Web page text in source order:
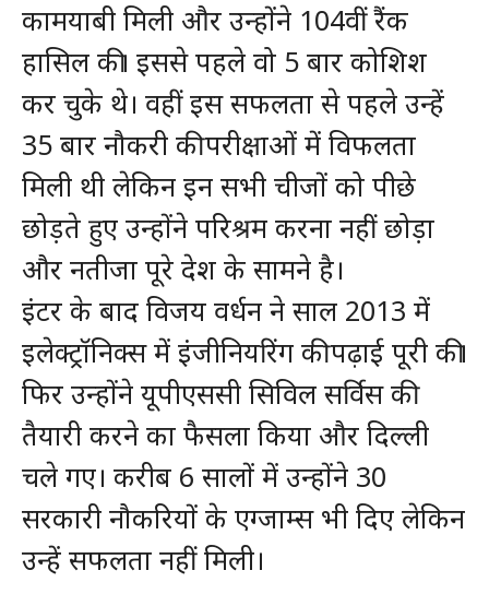
कामयाबी मिली और उन्होंने 104वीं रैंक
हासिल की। इससे पहले वो 5 बार कोशिश
कर चुके थे। वहीं इस सफलता से पहले उन्हें
35 बार नौकरी की परीक्षाओं में विफलता
मिली थी लेकिन इन सभी चीजों को पीछे
छोड़ते हुए उन्होंने परिश्रम करना नहीं छोड़ा
और नतीजा पूरे देश के सामने है।
इंटर के बाद विजय वर्धन ने साल 2013 में
इलेक्ट्रॉनिक्स में इंजीनियरिंग की पढ़ाई पूरी की।
फिर उन्होंने यूपीएससी सिविल सर्विस की
तैयारी करने का फैसला किया और दिल्ली
चले गए। करीब 6 सालों में उन्होंने 30
सरकारी नौकरियों के एग्जाम्स भी दिए लेकिन
उन्हें सफलता नहीं मिली।